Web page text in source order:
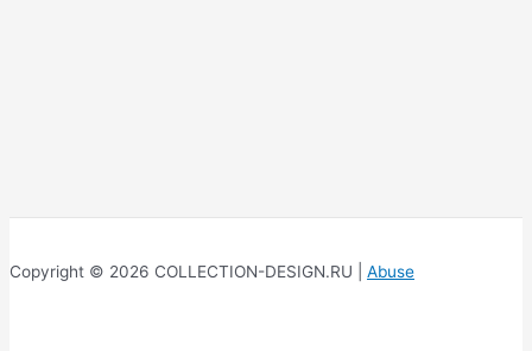
Copyright © 2026 COLLECTION-DESIGN.RU | Abuse